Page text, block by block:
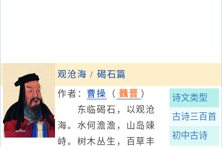
观沧海 / 碣石篇
诗文类型
古诗三百首
初中古诗
作者： 曹操 （ 魏晋 ）
东临碣石，以观沧
海。水何澹澹，山岛竦
峙。树木丛生，百草丰